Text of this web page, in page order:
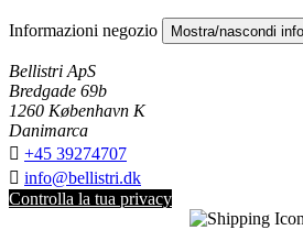
Informazioni negozio Mostra/nascondi
Bellistri ApS
Bredgade 69b
1260 København K
Danimarca
 +45 39274707
 info@bellistri.dk
Controlla la tua privacy